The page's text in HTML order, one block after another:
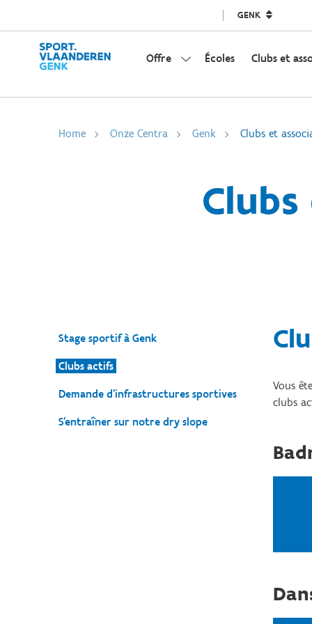
GENK
Offre Écoles Clubs et
Home Onze Centra Genk Clubs et
Stage sportif à Genk
Clubs actifs
Demande d’infrastructures sportives
S'entraîner sur notre dry slope
Vous
clubs